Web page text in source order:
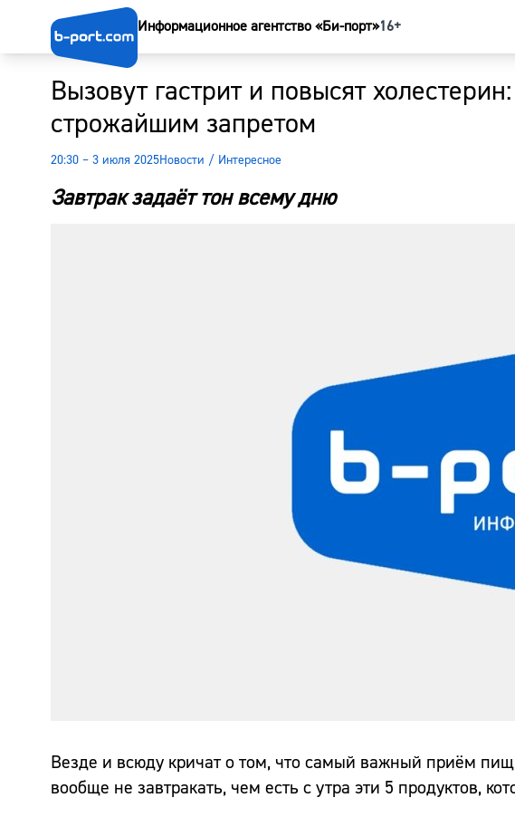
Информационное агентство «Би-порт»16+
Вызовут гастрит и повысят
строжайшим запретом
20:30 – 3 июля 2025Новости / Интересное
Завтрак задаёт тон всему дню
Везде и всюду кричат о том, что самый важный приём
вообще не завтракать, чем есть с утра эти 5 продуктов,